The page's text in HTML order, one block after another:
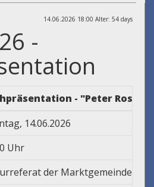
14.06.2026 18:00 Alter: 54 days
-
- "Peter
14.06.2026
Uhr
der Marktgemeinde